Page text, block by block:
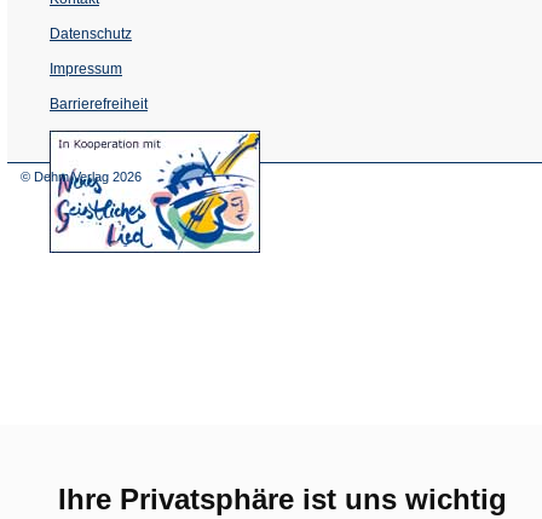
Ihre Privatsphäre ist uns wichtig
Datenschutz
Impressum
Barrierefreiheit
(Öffnet
in
© Dehm Verlag 2026